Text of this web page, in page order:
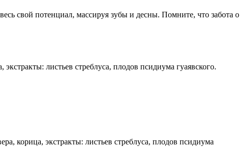
свой потенциал, массируя зубы и десны. Помните, что забота о
листьев стреблуса, плодов псидиума гуаявского.
корица, экстракты: листьев стреблуса, плодов псидиума